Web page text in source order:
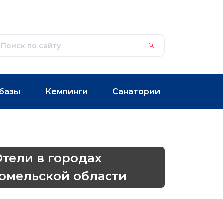
Кемпинги Санатории
в городах
области